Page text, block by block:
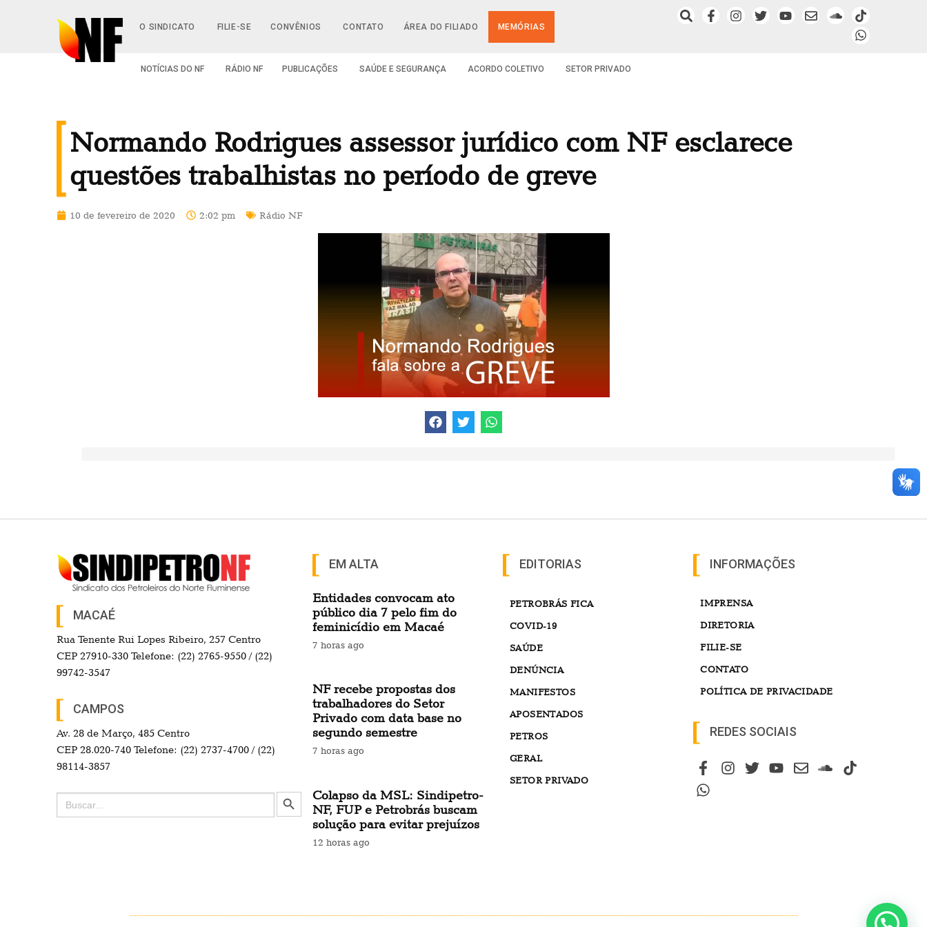
O SINDICATO FILIE-SE CONVÊNIOS CONTATO ÁREA DO FILIADO MEMÓRIAS
NOTÍCIAS DO NF RÁDIO NF PUBLICAÇÕES SAÚDE E SEGURANÇA ACORDO COLETIVO SETOR PRIVADO
Normando Rodrigues assessor jurídico com NF esclarece
questões trabalhistas no período de greve
10 de fevereiro de 2020 2:02 pm Rádio NF
MACAÉ
Rua Tenente Rui Lopes Ribeiro, 257 Centro
CEP 27910-330 Telefone: (22) 2765-9550 / (22)
99742-3547
CAMPOS
Av. 28 de Março, 485 Centro
CEP 28.020-740 Telefone: (22) 2737-4700 / (22)
98114-3857
Search
for:
Search Button
EM ALTA
Entidades convocam ato
público dia 7 pelo fim do
feminicídio em Macaé
7 horas ago
NF recebe propostas dos
trabalhadores do Setor
Privado com data base no
segundo semestre
7 horas ago
Colapso da MSL: Sindipetro-
NF, FUP e Petrobrás buscam
solução para evitar prejuízos
12 horas ago
EDITORIAS
PETROBRÁS FICA
COVID-19
SAÚDE
DENÚNCIA
MANIFESTOS
APOSENTADOS
PETROS
GERAL
SETOR PRIVADO
INFORMAÇÕES
IMPRENSA
DIRETORIA
FILIE-SE
CONTATO
POLÍTICA DE PRIVACIDADE
REDES SOCIAIS